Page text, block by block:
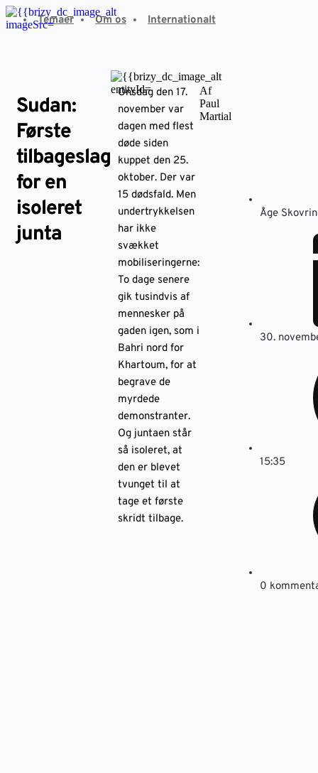
Fortsæt
til
Temaer Om os Internationalt
Sudan:
Første
tilbageslag
for en
isoleret
junta
Onsdag den 17.
november var
dagen med flest
døde siden
kuppet den 25.
oktober. Der var
15 dødsfald. Men
undertrykkelsen
har ikke
svækket
mobiliseringerne:
To dage senere
gik tusindvis af
mennesker på
gaden igen, som i
Bahri nord for
Khartoum, for at
begrave de
myrdede
demonstranter.
Og juntaen står
så isoleret, at
den er blevet
tvunget til at
tage et første
skridt tilbage.
Af
Paul
Martial
Åge
30.
15:35
0